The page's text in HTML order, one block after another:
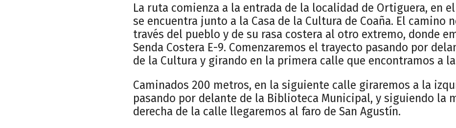
La ruta comienza a la entrada de la localidad de Ortiguera, en
se encuentra junto a la Casa de la Cultura de Coaña. El camino
través del pueblo y de su rasa costera al otro extremo, donde
Senda Costera E-9. Comenzaremos el trayecto pasando por
de la Cultura y girando en la primera calle que encontramos a
Caminados 200 metros, en la siguiente calle giraremos a la
pasando por delante de la Biblioteca Municipal, y siguiendo la
derecha de la calle llegaremos al faro de San Agustín.